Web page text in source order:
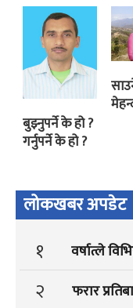
बुझ्नुपर्ने के हो ?
गर्नुपर्ने के हो ?
लोकखबर अपडेट
१ वर्षात्ले
२ फरार